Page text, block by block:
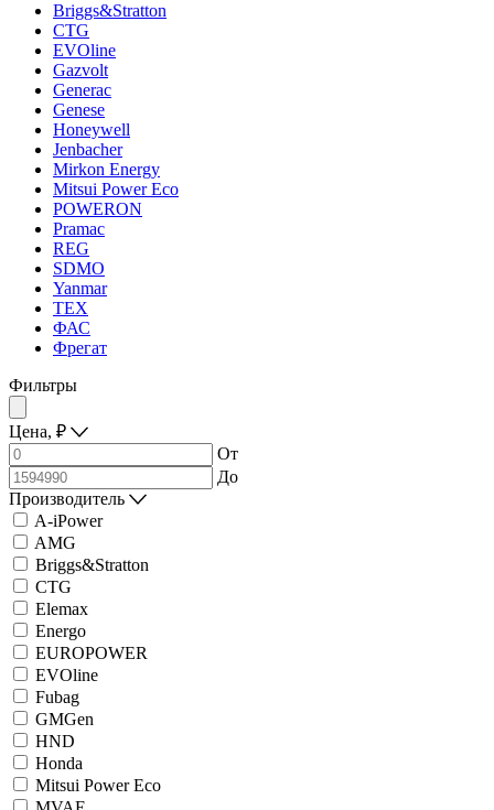
Briggs&Stratton
CTG
EVOline
Gazvolt
Generac
Genese
Honeywell
Jenbacher
Mirkon Energy
Mitsui Power Eco
POWERON
Pramac
REG
SDMO
Yanmar
ТЕХ
ФАС
Фрегат
Фильтры
Цена, ₽
От
До
Производитель
A-iPower
AMG
Briggs&Stratton
CTG
Elemax
Energo
EUROPOWER
EVOline
Fubag
GMGen
HND
Honda
Mitsui Power Eco